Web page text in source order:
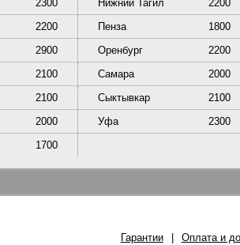
2300 Нижний Тагил 2200
2200 Пенза 1800
2900 Оренбург 2200
2100 Самара 2000
2100 Сыктывкар 2100
2000 Уфа 2300
1700
Гарантии Оплата и